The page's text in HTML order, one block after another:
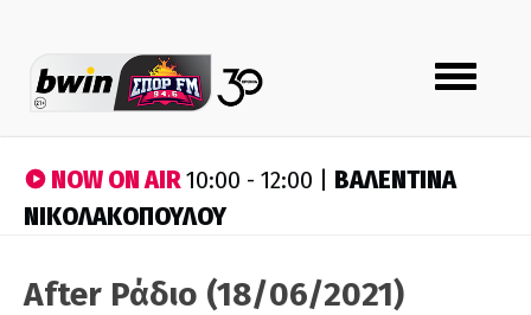
Toggle
navigation
NOW ON AIR10:00 - 12:00 | ΒΑΛΕΝΤΙΝΑ
ΝΙΚΟΛΑΚΟΠΟΥΛΟΥ
After Ράδιο (18/06/2021)